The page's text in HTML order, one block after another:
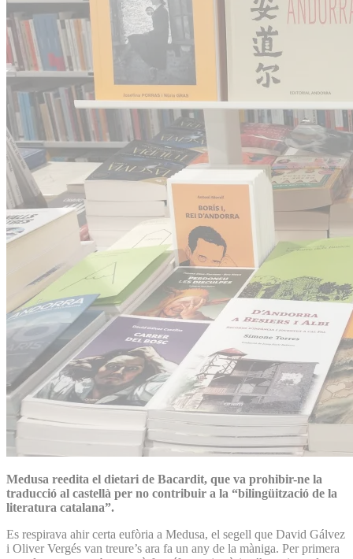
Medusa reedita el dietari de Bacardit, que va prohibir-ne la
traducció al castellà per no contribuir a la “bilingüització de la
literatura catalana”.
Es respirava ahir certa eufòria a Medusa, el segell que David Gálvez
i Oliver Vergés van treure’s ara fa un any de la màniga. Per primera